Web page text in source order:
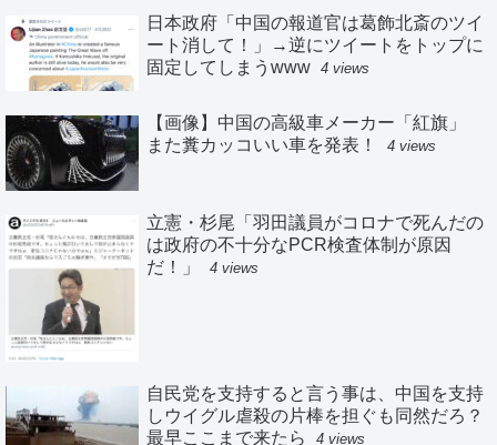
日本政府「中国の報道官は葛飾北斎のツイ
ート消して！」→逆にツイートをトップに
固定してしまうwww 4 views
【画像】中国の高級車メーカー「紅旗」
また糞カッコいい車を発表！
4 views
立憲・杉尾「羽田議員がコロナで死んだの
は政府の不十分なPCR検査体制が原因
だ！」
4 views
自民党を支持すると言う事は、中国を支持
しウイグル虐殺の片棒を担ぐも同然だろ？
最早ここまで来たら
4 views